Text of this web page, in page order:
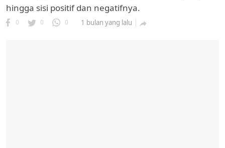
hingga sisi positif dan negatifnya.
0 0 0 1 bulan yang lalu 